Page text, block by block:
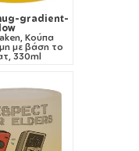
gradient-
Κούπα
με βάση το
330ml